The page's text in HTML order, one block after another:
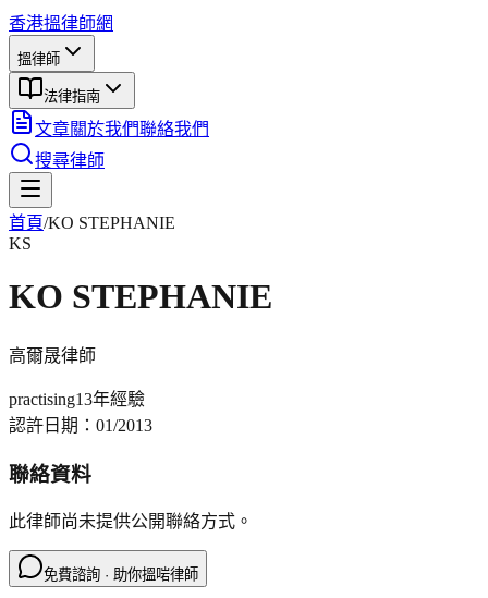
香港搵律師網
搵律師
法律指南
文章關於我們聯絡我們
搜尋律師
首頁/KO STEPHANIE
KS
KO STEPHANIE
高爾晟律師
practising13年經驗
認許日期： 01/2013
聯絡資料
此律師尚未提供公開聯絡方式。
免費諮詢 · 助你搵啱律師